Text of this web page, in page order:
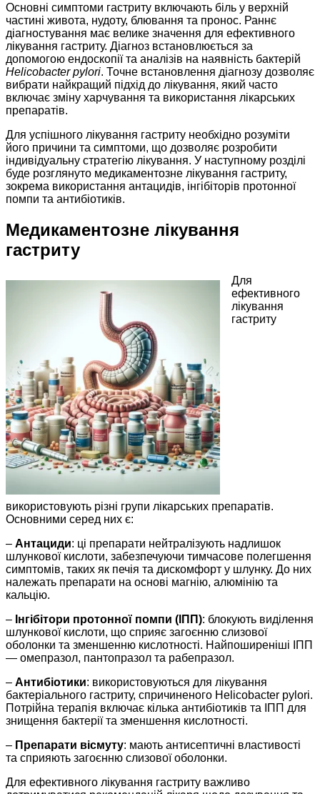
Основні симптоми гастриту включають біль у верхній
частині живота, нудоту, блювання та пронос. Раннє
діагностування має велике значення для ефективного
лікування гастриту. Діагноз встановлюється за
допомогою ендоскопії та аналізів на наявність бактерій
Helicobacter pylori. Точне встановлення діагнозу дозволяє
вибрати найкращий підхід до лікування, який часто
включає зміну харчування та використання лікарських
препаратів.
Для успішного лікування гастриту необхідно розуміти
його причини та симптоми, що дозволяє розробити
індивідуальну стратегію лікування. У наступному розділі
буде розглянуто медикаментозне лікування гастриту,
зокрема використання антацидів, інгібіторів протонної
помпи та антибіотиків.
Медикаментозне лікування
гастриту
Для
ефективного
лікування
гастриту
використовують різні групи лікарських препаратів.
Основними серед них є:
– Антациди: ці препарати нейтралізують надлишок
шлункової кислоти, забезпечуючи тимчасове полегшення
симптомів, таких як печія та дискомфорт у шлунку. До них
належать препарати на основі магнію, алюмінію та
кальцію.
– Інгібітори протонної помпи (ІПП): блокують виділення
шлункової кислоти, що сприяє загоєнню слизової
оболонки та зменшенню кислотності. Найпоширеніші ІПП
— омепразол, пантопразол та рабепразол.
– Антибіотики: використовуються для лікування
бактеріального гастриту, спричиненого Helicobacter pylori.
Потрійна терапія включає кілька антибіотиків та ІПП для
знищення бактерії та зменшення кислотності.
– Препарати вісмуту: мають антисептичні властивості
та сприяють загоєнню слизової оболонки.
Для ефективного лікування гастриту важливо